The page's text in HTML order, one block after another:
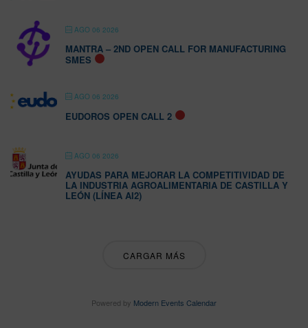
AGO 06 2026
MANTRA – 2ND OPEN CALL FOR MANUFACTURING
SMES
AGO 06 2026
EUDOROS OPEN CALL 2
AGO 06 2026
AYUDAS PARA MEJORAR LA COMPETITIVIDAD DE
LA INDUSTRIA AGROALIMENTARIA DE CASTILLA Y
LEÓN (LÍNEA AI2)
CARGAR MÁS
Powered by Modern Events Calendar